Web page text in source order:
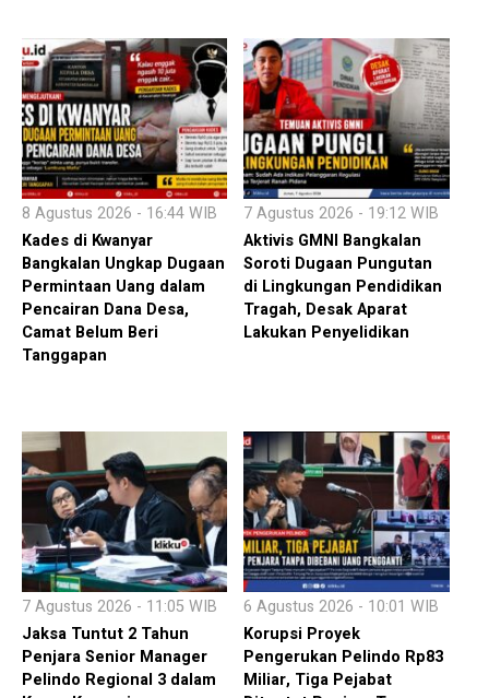
8 Agustus 2026 - 16:44 WIB
Kades di Kwanyar
Bangkalan Ungkap Dugaan
Permintaan Uang dalam
Pencairan Dana Desa,
Camat Belum Beri
Tanggapan
7 Agustus 2026 - 19:12 WIB
Aktivis GMNI Bangkalan
Soroti Dugaan Pungutan
di Lingkungan Pendidikan
Tragah, Desak Aparat
Lakukan Penyelidikan
7 Agustus 2026 - 11:05 WIB
Jaksa Tuntut 2 Tahun
Penjara Senior Manager
Pelindo Regional 3 dalam
6 Agustus 2026 - 10:01 WIB
Korupsi Proyek
Pengerukan Pelindo Rp83
Miliar, Tiga Pejabat